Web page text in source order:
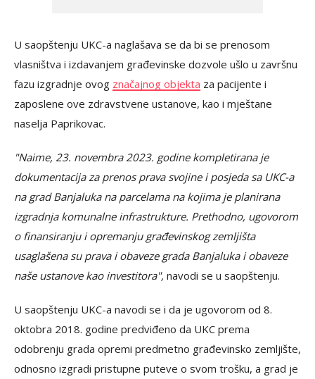
U saopštenju UKC-a naglašava se da bi se prenosom
vlasništva i izdavanjem građevinske dozvole ušlo u završnu
fazu izgradnje ovog značajnog objekta za pacijente i
zaposlene ove zdravstvene ustanove, kao i mještane
naselja Paprikovac.
"Naime, 23. novembra 2023. godine kompletirana je
dokumentacija za prenos prava svojine i posjeda sa UKC-a
na grad Banjaluka na parcelama na kojima je planirana
izgradnja komunalne infrastrukture. Prethodno, ugovorom
o finansiranju i opremanju građevinskog zemljišta
usaglašena su prava i obaveze grada Banjaluka i obaveze
naše ustanove kao investitora", navodi se u saopštenju.
U saopštenju UKC-a navodi se i da je ugovorom od 8.
oktobra 2018. godine predviđeno da UKC prema
odobrenju grada opremi predmetno građevinsko zemljište,
odnosno izgradi pristupne puteve o svom trošku, a grad je